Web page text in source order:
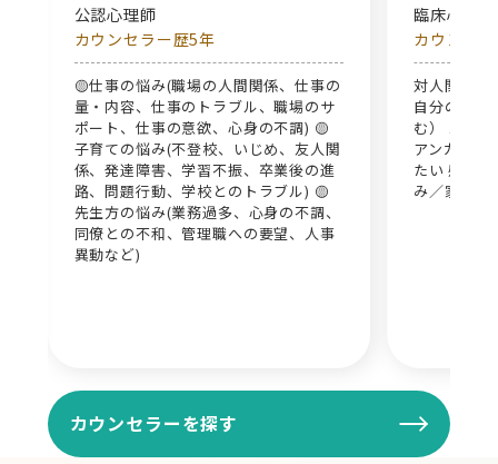
公認心理師
カウンセラー歴5年
🟡仕事の悩み(職場の人間関係、仕事の
量・内容、仕事のトラブル、職場のサ
ポート、仕事の意欲、心身の不調) 🟡
子育ての悩み(不登校、いじめ、友人関
係、発達障害、学習不振、卒業後の進
路、問題行動、学校とのトラブル) 🟡
先生方の悩み(業務過多、心身の不調、
同僚との不和、管理職への要望、人事
異動など)
臨床心理
カウンセ
対人関係の
自分の性格
む） メン
アンガーマ
たい 感情
み／家族に
カウンセラーを探す